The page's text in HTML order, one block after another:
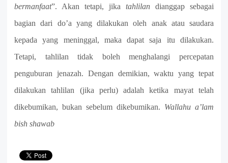
bermanfaat”. Akan tetapi, jika tahlilan dianggap sebagai
bagian dari do’a yang dilakukan oleh anak atau saudara
kepada yang meninggal, maka dapat saja itu dilakukan.
Tetapi, tahlilan tidak boleh menghalangi percepatan
penguburan jenazah. Dengan demikian, waktu yang tepat
dilakukan tahlilan (jika perlu) adalah ketika mayat telah
dikebumikan, bukan sebelum dikebumikan. Wallahu a’lam
bish shawab